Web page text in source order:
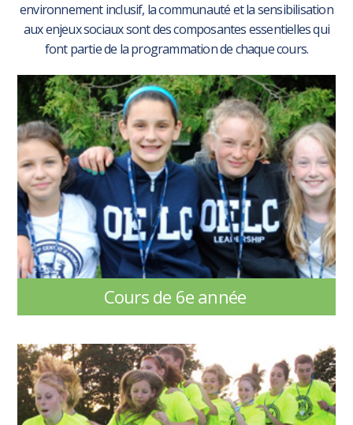
environnement inclusif, la communauté et la sensibilisation
aux enjeux sociaux sont des composantes essentielles qui
font partie de la programmation de chaque cours.
Cours de 6e année